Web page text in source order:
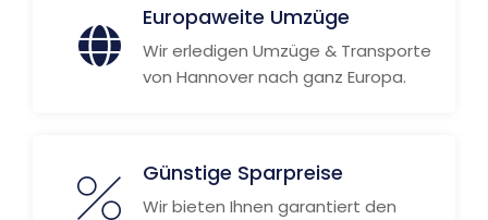
Europaweite Umzüge
Wir erledigen Umzüge & Transporte
von Hannover nach ganz Europa.
Günstige Sparpreise
Wir bieten Ihnen garantiert den